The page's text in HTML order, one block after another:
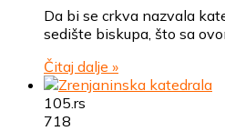
Da bi se crkva nazvala
sedište biskupa, što sa
Čitaj dalje »
105.rs
718